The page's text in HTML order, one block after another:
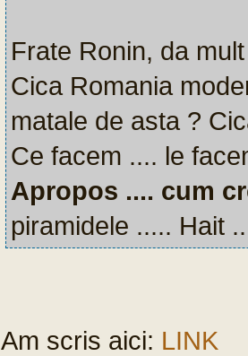
Frate Ronin, da
Cica Romania
matale de asta ?
Ce facem .... le
Apropos .... cum
piramidele ..... Hait
Am scris aici: LINK